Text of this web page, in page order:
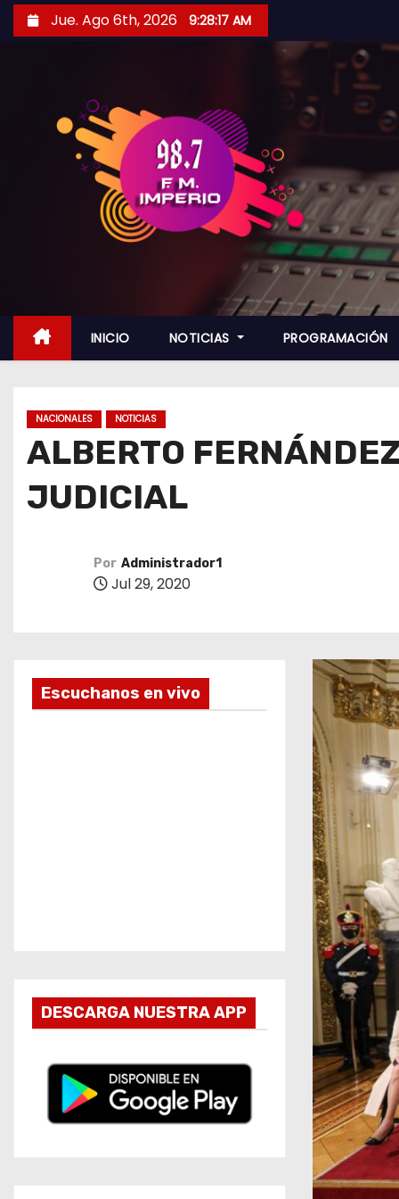
i
Jue. Ago 6th, 2026 9:28:19 AM
INICIO NOTICIAS PROGRAMACIÓN
NACIONALES NOTICIAS
ALBERTO
JUDICIAL
Por Administrador1
Jul 29, 2020
Escuchanos en vivo
DESCARGA NUESTRA APP